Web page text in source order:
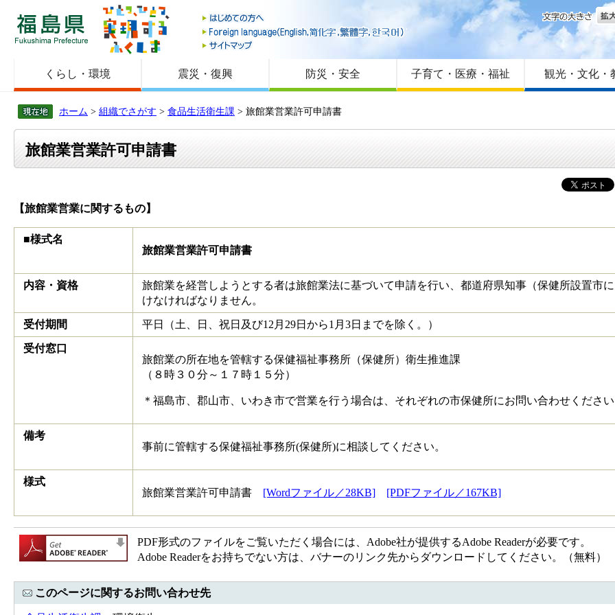
福島県
はじめての方へ
Foreign language
サイトマップ
文字
くらし・環境 震災・復興 防災・安全 子育て・医療・福祉 観光・文化・
ホーム > 組織でさがす > 食品生活衛生課 > 旅館業営業許可申請書
旅館業営業許可申請書
【旅館業営業に関するもの】
■様式名
旅館業営業許可申請書
内容・資格
旅館業を経営しようとする者は旅館業法に基づいて申請を行い、都道府県知事（保健所設置市
けなければなりません。
受付期間 平日（土、日、祝日及び12月29日から1月3日までを除く。）
受付窓口
旅館業の所在地を管轄する保健福祉事務所（保健所）衛生推進課
（８時３０分～１７時１５分）
＊福島市、郡山市、いわき市で営業を行う場合は、それぞれの市保健所にお問い合わせくださ
備考
事前に管轄する保健福祉事務所(保健所)に相談してください。
様式
旅館業営業許可申請書 [Wordファイル／28KB] [PDFファイル／167KB]
PDF形式のファイルをご覧いただく場合には、Adobe社が提供するAdobe Readerが必要です。
Adobe Readerをお持ちでない方は、バナーのリンク先からダウンロードしてください。（無料）
このページに関するお問い合わせ先